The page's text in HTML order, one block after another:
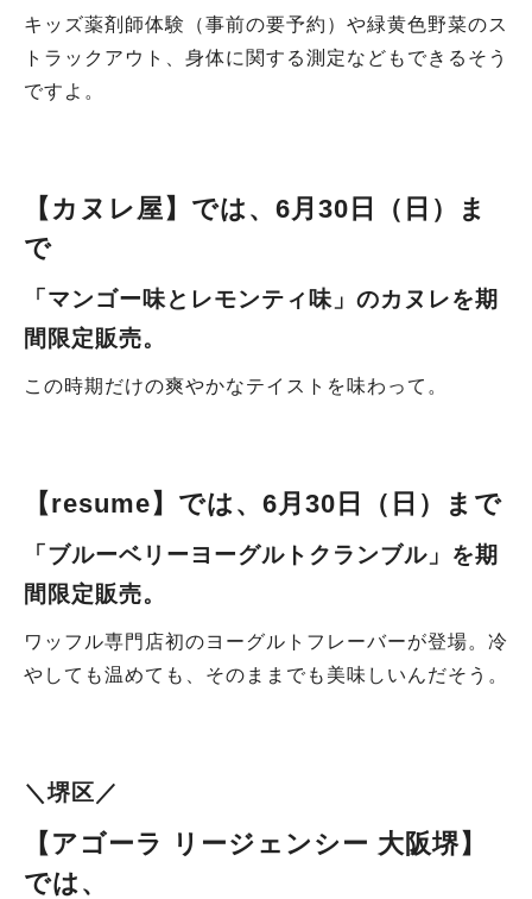
キッズ薬剤師体験（事前の要予約）や緑黄色野菜のス
トラックアウト、身体に関する測定などもできるそう
ですよ。
【カヌレ屋】では、 6月30日（日）ま
で
「マンゴー味とレモンティ味」のカヌレを期
間限定販売。
この時期だけの爽やかなテイストを味わって。
【resume】では、 6月30日（日）まで
「ブルーベリーヨーグルトクランブル」 を期
間限定販売。
ワッフル専門店初のヨーグルトフレーバーが登場。冷
やしても温めても、そのままでも美味しいんだそう。
＼堺区／
【アゴーラ リージェンシー 大阪堺】
では、